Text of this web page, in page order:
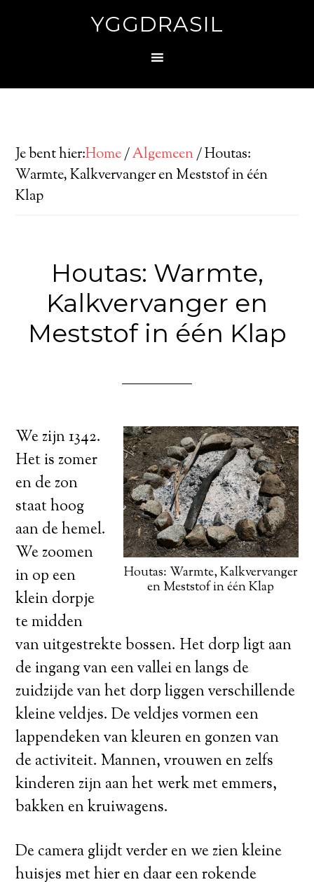
YGGDRASIL
Je bent hier:Home/Algemeen/Houtas:
Warmte, Kalkvervanger en Meststof in één
Klap
Houtas: Warmte,
Kalkvervanger en
Meststof in één Klap
Houtas: Warmte, Kalkvervanger
en Meststof in één Klap
We zijn 1342.
Het is zomer
en de zon
staat hoog
aan de hemel.
We zoomen
in op een
klein dorpje
te midden
van uitgestrekte bossen. Het dorp ligt aan
de ingang van een vallei en langs de
zuidzijde van het dorp liggen verschillende
kleine veldjes. De veldjes vormen een
lappendeken van kleuren en gonzen van
de activiteit. Mannen, vrouwen en zelfs
kinderen zijn aan het werk met emmers,
bakken en kruiwagens.
De camera glijdt verder en we zien kleine
huisjes met hier en daar een rokende